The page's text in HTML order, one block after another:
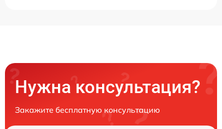
Нужна консультация?
Закажите бесплатную консультацию